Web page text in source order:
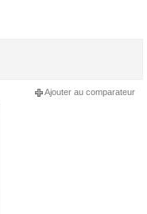
Ajouter au comparateur